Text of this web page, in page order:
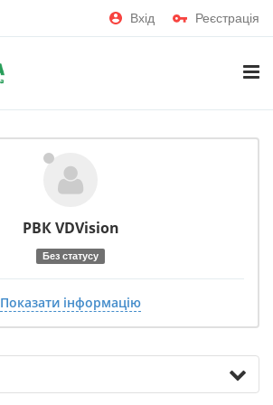
Вхід Реєстрація
РВК VDVision
Без статусу
Показати інформацію